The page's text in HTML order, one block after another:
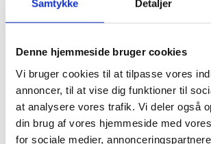
Samtykke Detaljer
Denne hjemmeside bruger cookies
Vi bruger cookies til at tilpasse vores
annoncer, til at vise dig funktioner til
at analysere vores trafik. Vi deler også
din brug af vores hjemmeside med
for sociale medier,
Samsung Galaxy S8
købt sammen med